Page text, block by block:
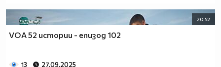
20:52
VOA 52 истории - епизод 102
13 27.09.2025